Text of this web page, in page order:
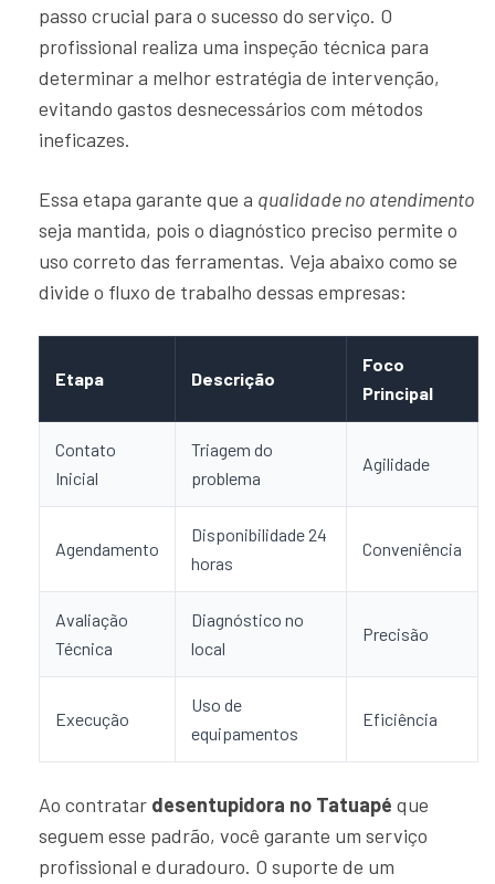
passo crucial para o sucesso do serviço. O
profissional realiza uma inspeção técnica para
determinar a melhor estratégia de intervenção,
evitando gastos desnecessários com métodos
ineficazes.
Essa etapa garante que a qualidade no atendimento
seja mantida, pois o diagnóstico preciso permite o
uso correto das ferramentas. Veja abaixo como se
divide o fluxo de trabalho dessas empresas:
Etapa Descrição
Foco
Principal
Contato
Inicial
Triagem do
problema
Agilidade
Agendamento
Disponibilidade 24
horas
Conveniência
Avaliação
Técnica
Diagnóstico no
local
Precisão
Execução
Uso de
equipamentos
Eficiência
Ao contratar desentupidora no Tatuapé que
seguem esse padrão, você garante um serviço
profissional e duradouro. O suporte de um